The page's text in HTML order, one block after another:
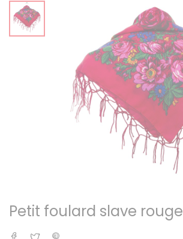
Petit foulard slave rouge
Partager
Tweet